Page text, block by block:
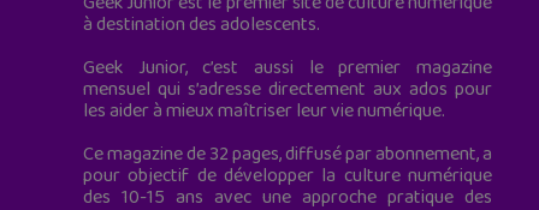
à destination des adolescents.
Geek Junior, c’est aussi le premier magazine
mensuel qui s’adresse directement aux ados pour
les aider à mieux maîtriser leur vie numérique.
Ce magazine de 32 pages, diffusé par abonnement, a
pour objectif de développer la culture numérique
des 10-15 ans avec une approche pratique des